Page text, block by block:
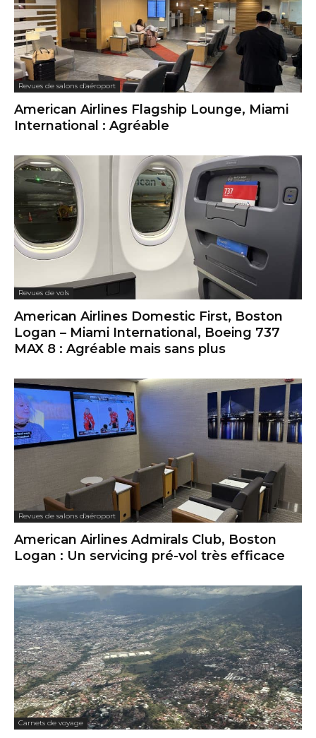
Revues de salons d'aéroport
American Airlines Flagship Lounge, Miami
International : Agréable
Revues de vols
American Airlines Domestic First, Boston
Logan – Miami International, Boeing 737
MAX 8 : Agréable mais sans plus
Revues de salons d'aéroport
American Airlines Admirals Club, Boston
Logan : Un servicing pré-vol très efficace
Carnets de voyage